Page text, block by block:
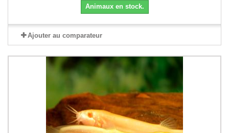
Animaux en stock.
Ajouter au comparateur